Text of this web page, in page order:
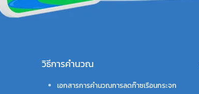
วิธีการคำนวณ
เอกสารการคำนวณการลดก๊าซเรือนกระจก